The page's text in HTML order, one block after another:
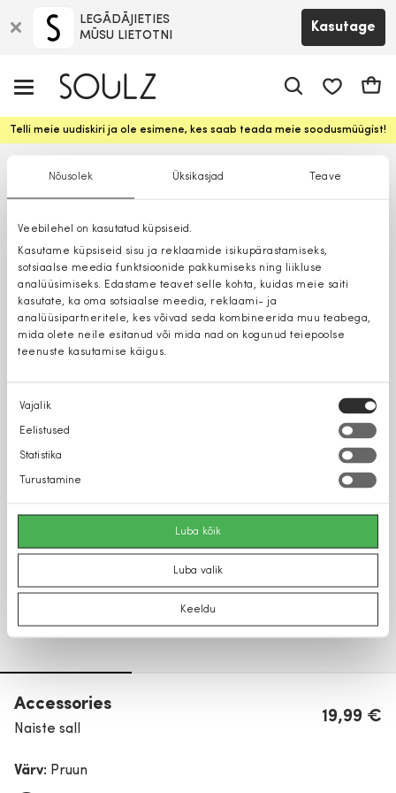
Nõusolek Üksikasjad Teave
Veebilehel on kasutatud küpsiseid.
Kasutame küpsiseid sisu ja reklaamide isikupärastamiseks,
sotsiaalse meedia funktsioonide pakkumiseks ning liikluse
analüüsimiseks. Edastame teavet selle kohta, kuidas meie saiti
kasutate, ka oma sotsiaalse meedia, reklaami- ja
analüüsipartneritele, kes võivad seda kombineerida muu teabega,
mida olete neile esitanud või mida nad on kogunud teiepoolse
teenuste kasutamise käigus.
Nõusoleku
valik
Vajalik
Eelistused
Statistika
Turustamine
Luba kõik
Luba valik
Keeldu
LEGĀDĀJIETIES
MŪSU LIETOTNI
Kasutage
Telli meie uudiskiri ja ole esimene, kes saab teada meie soodusmüügist!
Accessories
Naiste sall
19,99 €
Värv: Pruun